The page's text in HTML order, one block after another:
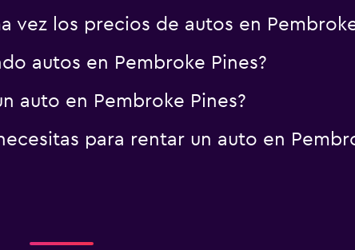
vez los precios de autos en
autos en Pembroke Pines?
auto en Pembroke Pines?
para rentar un auto en